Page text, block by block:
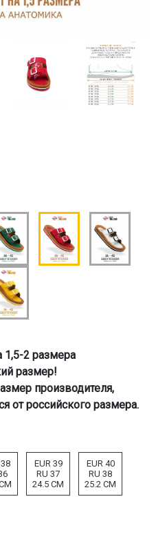
1,5-2 размера
размер!
производителя,
от российского размера.
EUR 39
RU 37
24.5 CM
EUR 40
RU 38
25.2 CM